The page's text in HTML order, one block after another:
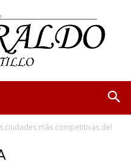
ciudades más competitivas del